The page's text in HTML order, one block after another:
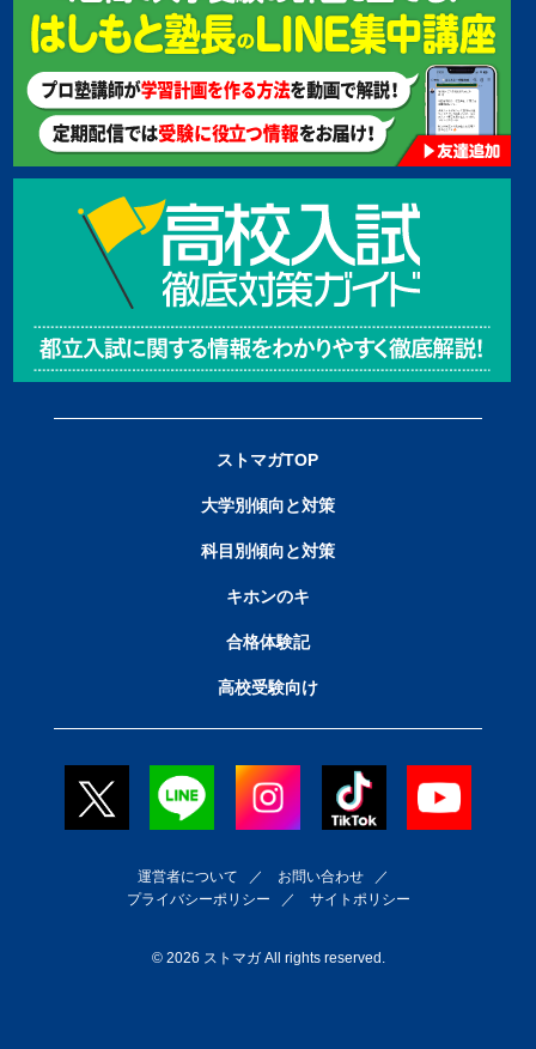
ストマガTOP
大学別傾向と対策
科目別傾向と対策
キホンのキ
合格体験記
高校受験向け
運営者について ／ お問い合わせ／
プライバシーポリシー ／ サイトポリシー
© 2026 ストマガ All rights reserved.